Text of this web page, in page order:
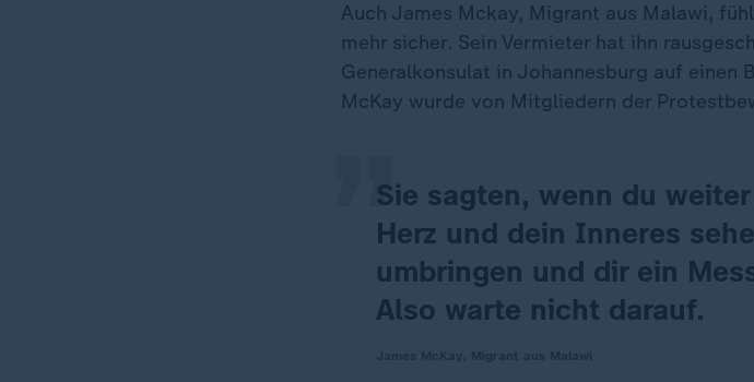
Auch James Mckay, Migrant aus Malawi,
mehr sicher. Sein Vermieter hat ihn
Generalkonsulat in Johannesburg auf einen
McKay wurde von Mitgliedern der
Sie sagten, wenn du
Herz und dein Inneres
umbringen und dir ein
Also warte nicht darauf.
„